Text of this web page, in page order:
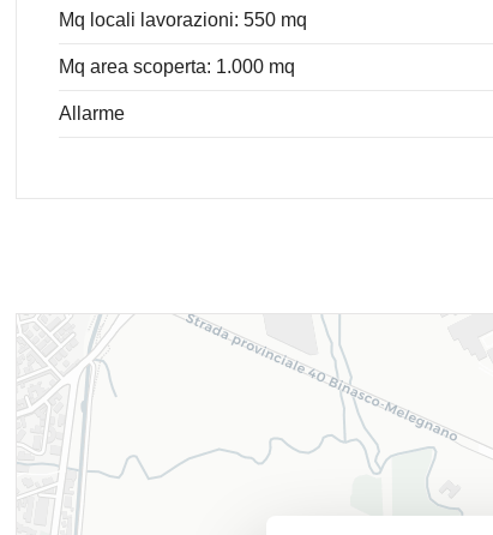
Mq locali lavorazioni: 550 mq
Mq area scoperta: 1.000 mq
Allarme